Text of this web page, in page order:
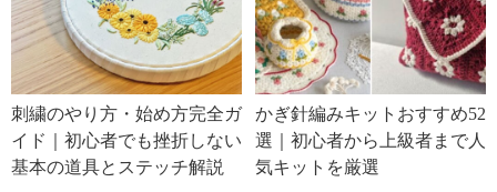
刺繍のやり方・始め方完全ガ
イド｜初心者でも挫折しない
基本の道具とステッチ解説
かぎ針編みキットおすすめ52
選｜初心者から上級者まで人
気キットを厳選